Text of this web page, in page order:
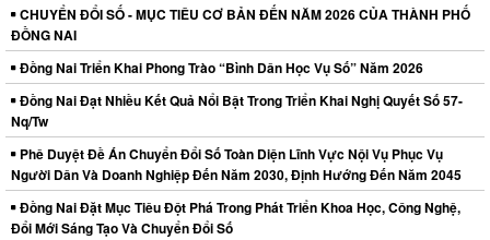
CHUYỂN ĐỔI SỐ - MỤC TIÊU CƠ BẢN ĐẾN NĂM 2026 CỦA THÀNH PHỐ
ĐỒNG NAI
Đồng Nai Triển Khai Phong Trào “Bình Dân Học Vụ Số” Năm 2026
Đồng Nai Đạt Nhiều Kết Quả Nổi Bật Trong Triển Khai Nghị Quyết Số 57-
Nq/Tw
Phê Duyệt Đề Án Chuyển Đổi Số Toàn Diện Lĩnh Vực Nội Vụ Phục Vụ
Người Dân Và Doanh Nghiệp Đến Năm 2030, Định Hướng Đến Năm 2045
Đồng Nai Đặt Mục Tiêu Đột Phá Trong Phát Triển Khoa Học, Công Nghệ,
Đổi Mới Sáng Tạo Và Chuyển Đổi Số